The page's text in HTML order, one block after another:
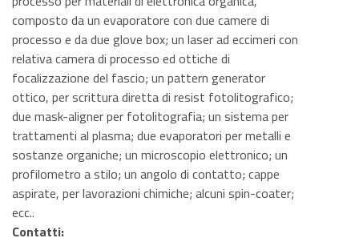
composto da un evaporatore con due camere di
processo e da due glove box; un laser ad eccimeri con
relativa camera di processo ed ottiche di
focalizzazione del fascio; un pattern generator
ottico, per scrittura diretta di resist fotolitografico;
due mask-aligner per fotolitografia; un sistema per
trattamenti al plasma; due evaporatori per metalli e
sostanze organiche; un microscopio elettronico; un
profilometro a stilo; un angolo di contatto; cappe
aspirate, per lavorazioni chimiche; alcuni spin-coater;
ecc..
Contatti: